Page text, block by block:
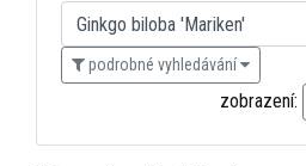
podrobné vyhledávání
zobrazení: